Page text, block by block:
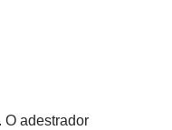
O adestrador